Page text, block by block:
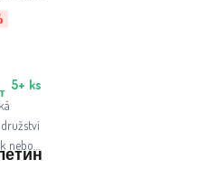
nebo
5+ ks